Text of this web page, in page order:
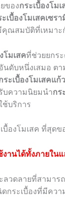
ของกระเบื้องโมเ
ะเบื้องโมเสคเซรา
ณสมบัติที่เหมาะ
โมเสคที่ช่วยยกร
นดับหนึ่งเสมอ ต
ระเบื้องโมเสคแก้ว
บความนิยมนำกร
ช้บริการ
านได้ทั้งภายใน
วดลายที่สามาร
กระเบื้องที่มีคว